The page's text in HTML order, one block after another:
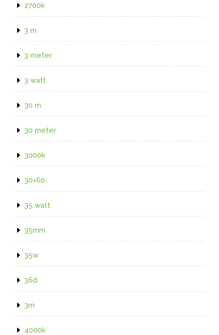
2700k
3 m
3 meter
3 watt
30 m
30 meter
3000k
30×60
35 watt
35mm
35w
36d
3m
4000k